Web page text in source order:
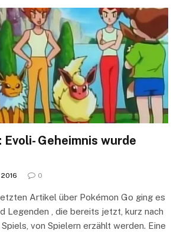
Evoli- Geheimnis wurde
0
Artikel über Pokémon Go ging es
Legenden , die bereits jetzt, kurz nach
von Spielern erzählt werden. Eine